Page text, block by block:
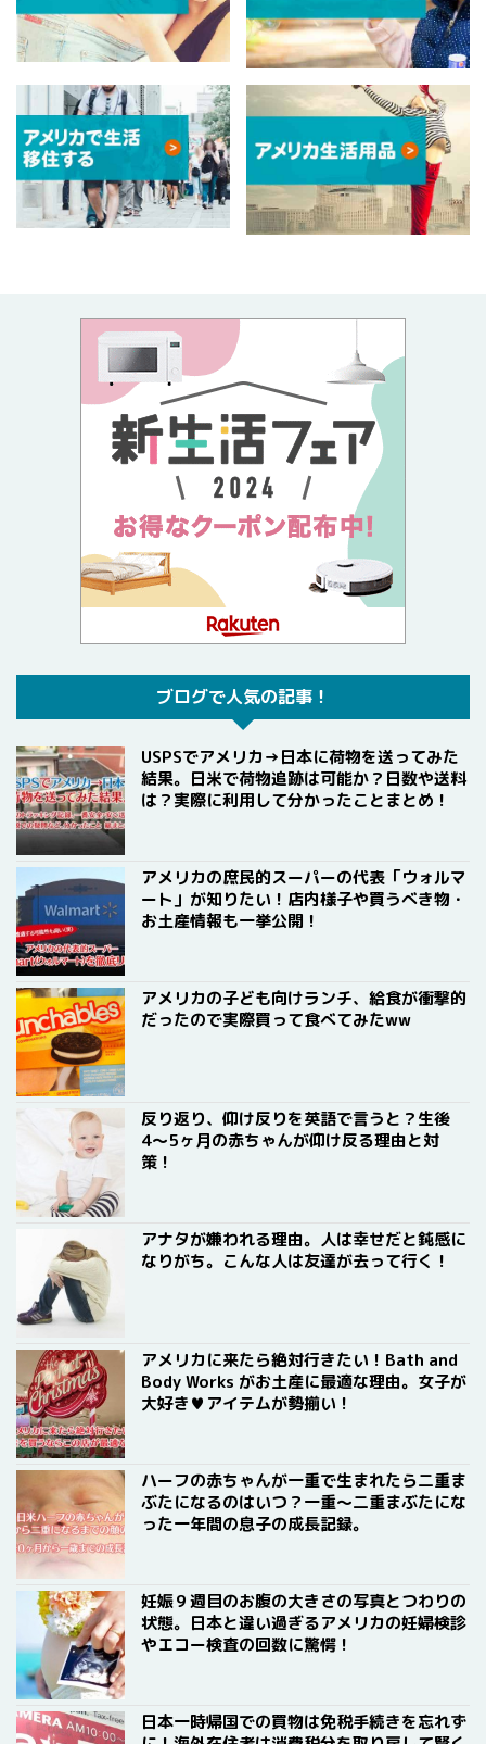
ブログで人気の記事！
USPSでアメリカ→日本に荷物を送ってみた
結果。日米で荷物追跡は可能か？日数や送料
は？実際に利用して分かったことまとめ！
アメリカの庶民的スーパーの代表「ウォルマ
ート」が知りたい！店内様子や買うべき物・
お土産情報も一挙公開！
アメリカの子ども向けランチ、給食が衝撃的
だったので実際買って食べてみたww
反り返り、仰け反りを英語で言うと？生後
4〜5ヶ月の赤ちゃんが仰け反る理由と対
策！
アナタが嫌われる理由。人は幸せだと鈍感に
なりがち。こんな人は友達が去って行く！
アメリカに来たら絶対行きたい！Bath and
Body Works がお土産に最適な理由。女子が
大好き♥アイテムが勢揃い！
ハーフの赤ちゃんが一重で生まれたら二重ま
ぶたになるのはいつ？一重〜二重まぶたにな
った一年間の息子の成長記録。
妊娠９週目のお腹の大きさの写真とつわりの
状態。日本と違い過ぎるアメリカの妊婦検診
やエコー検査の回数に驚愕！
日本一時帰国での買物は免税手続きを忘れず